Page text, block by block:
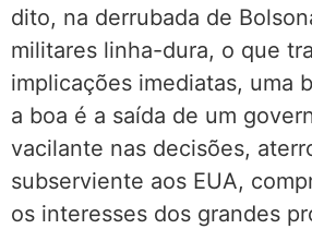
dito, na derrubada de
militares linha-dura, o que
implicações imediatas, uma
a boa é a saída de um
vacilante nas decisões,
subserviente aos EUA,
os interesses dos grandes